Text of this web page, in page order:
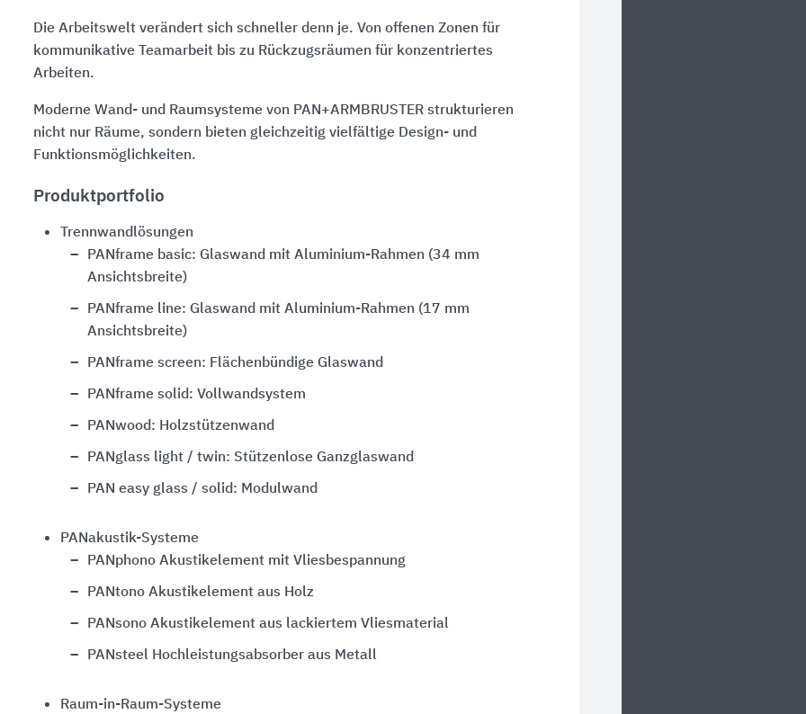
Die Arbeitswelt verändert sich schneller denn je. Von offenen Zonen für
kommunikative Teamarbeit bis zu Rückzugsräumen für konzentriertes
Arbeiten.
Moderne Wand- und Raumsysteme von PAN+ARMBRUSTER strukturieren
nicht nur Räume, sondern bieten gleichzeitig vielfältige Design- und
Funktionsmöglichkeiten.
Produktportfolio
Trennwandlösungen
PANframe basic: Glaswand mit Aluminium-Rahmen (34 mm
Ansichtsbreite)
PANframe line: Glaswand mit Aluminium-Rahmen (17 mm
Ansichtsbreite)
PANframe screen: Flächenbündige Glaswand
PANframe solid: Vollwandsystem
PANwood: Holzstützenwand
PANglass light / twin: Stützenlose Ganzglaswand
PAN easy glass / solid: Modulwand
PANakustik-Systeme
PANphono Akustikelement mit Vliesbespannung
PANtono Akustikelement aus Holz
PANsono Akustikelement aus lackiertem Vliesmaterial
PANsteel Hochleistungsabsorber aus Metall
Raum-in-Raum-Systeme